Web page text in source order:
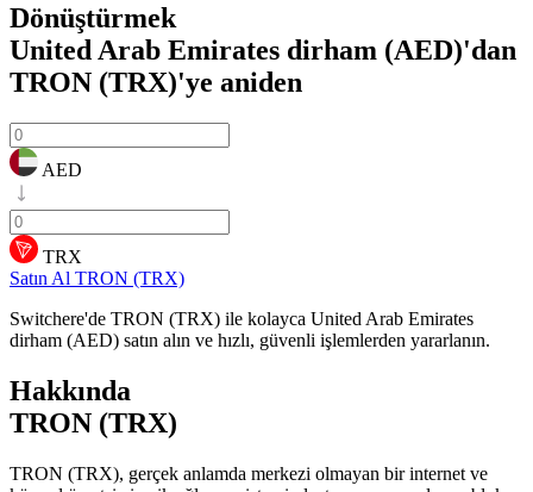
Dönüştürmek
United Arab Emirates dirham (AED)'dan
TRON (TRX)'ye aniden
AED
TRX
Satın Al TRON (TRX)
Switchere'de TRON (TRX) ile kolayca United Arab Emirates
dirham (AED) satın alın ve hızlı, güvenli işlemlerden yararlanın.
Hakkında
TRON (TRX)
TRON (TRX), gerçek anlamda merkezi olmayan bir internet ve